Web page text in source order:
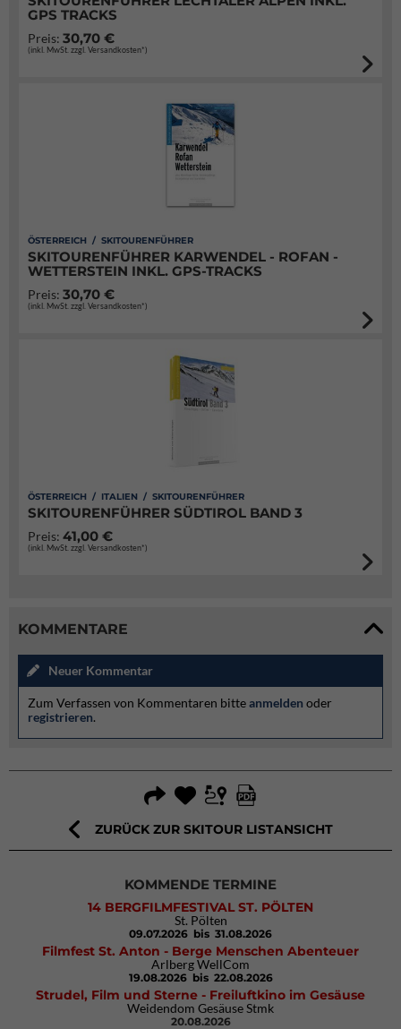
GPS TRACKS
Preis: 30,70 €
(inkl. MwSt. zzgl. Versandkosten*)
ÖSTERREICH / SKITOURENFÜHRER
SKITOURENFÜHRER KARWENDEL - ROFAN -
WETTERSTEIN INKL. GPS-TRACKS
Preis: 30,70 €
(inkl. MwSt. zzgl. Versandkosten*)
ÖSTERREICH / ITALIEN / SKITOURENFÜHRER
SKITOURENFÜHRER SÜDTIROL BAND 3
Preis: 41,00 €
(inkl. MwSt. zzgl. Versandkosten*)
KOMMENTARE
Neuer Kommentar
Zum Verfassen von Kommentaren bitteanmelden oder
registrieren.
ZURÜCK ZUR SKITOUR LISTANSICHT
KOMMENDE TERMINE
14 BERGFILMFESTIVAL ST. PÖLTEN
St. Pölten
09.07.2026 bis 31.08.2026
Filmfest St. Anton - Berge Menschen Abenteuer
Arlberg WellCom
19.08.2026 bis 22.08.2026
Strudel, Film und Sterne - Freiluftkino im Gesäuse
Weidendom Gesäuse Stmk
20.08.2026